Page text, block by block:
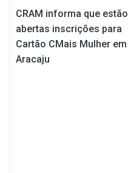
CRAM informa que estão
abertas inscrições para
Cartão CMais Mulher em
Aracaju